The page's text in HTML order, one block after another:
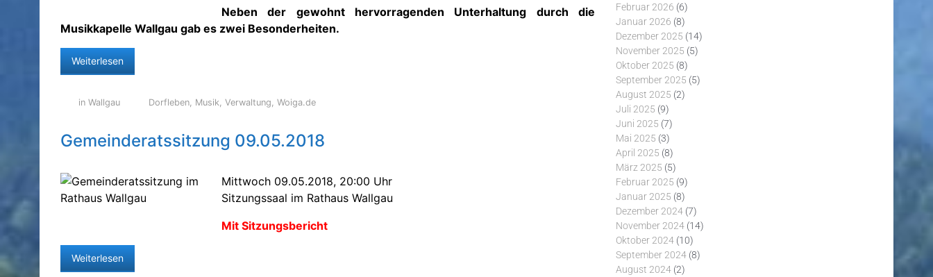
Neben der gewohnt hervorragenden Unterhaltung durch die
Musikkapelle Wallgau gab es zwei Besonderheiten.
Weiterlesen
in Wallgau Dorfleben, Musik,Verwaltung,Woiga.de
Gemeinderatssitzung 09.05.2018
Mittwoch 09.05.2018, 20:00 Uhr
Sitzungssaal im Rathaus Wallgau
Mit Sitzungsbericht
Weiterlesen
Februar 2026 (6)
Januar 2026 (8)
Dezember 2025 (14)
November 2025 (5)
Oktober 2025 (8)
September 2025 (5)
August 2025 (2)
Juli 2025 (9)
Juni 2025 (7)
Mai 2025 (3)
April 2025 (8)
März 2025 (5)
Februar 2025 (9)
Januar 2025 (8)
Dezember 2024 (7)
November 2024 (14)
Oktober 2024 (10)
September 2024 (8)
August 2024 (2)